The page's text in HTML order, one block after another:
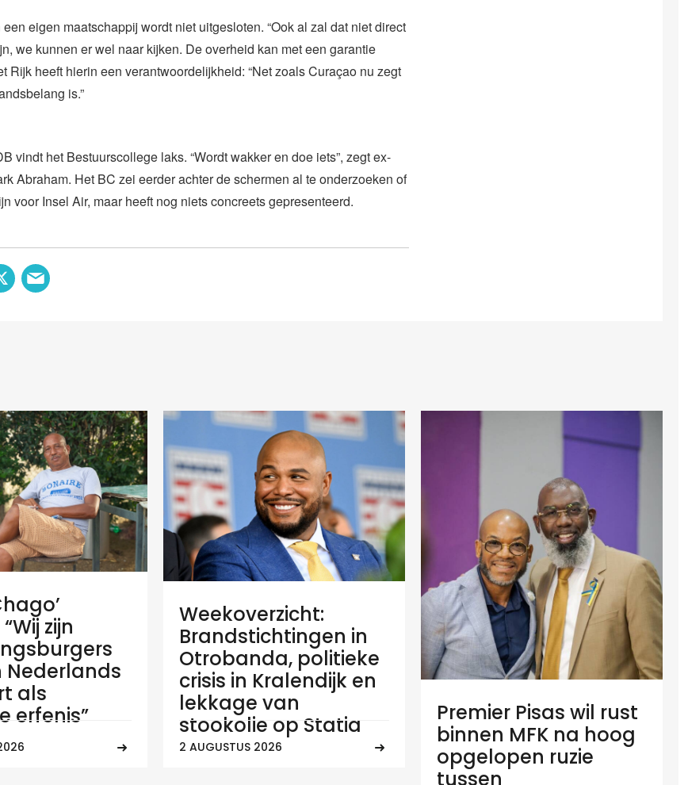
eigen maatschappij wordt niet uitgesloten. “Ook al zal dat niet direct
we kunnen er wel naar kijken. De overheid kan met een garantie
Rijk heeft hierin een verantwoordelijkheid: “Net zoals Curaçao nu zegt
is.”
vindt het Bestuurscollege laks. “Wordt wakker en doe iets”, zegt ex-
Abraham. Het BC zei eerder achter de schermen al te onderzoeken of
voor Insel Air, maar heeft nog niets concreets gepresenteerd.
zijn
Nederlands
als
erfenis”
Weekoverzicht:
Brandstichtingen in
Otrobanda, politieke
crisis in Kralendijk en
lekkage van
stookolie op Statia
2 AUGUSTUS 2026
Premier Pisas wil rust
binnen MFK na hoog
opgelopen ruzie
tussen